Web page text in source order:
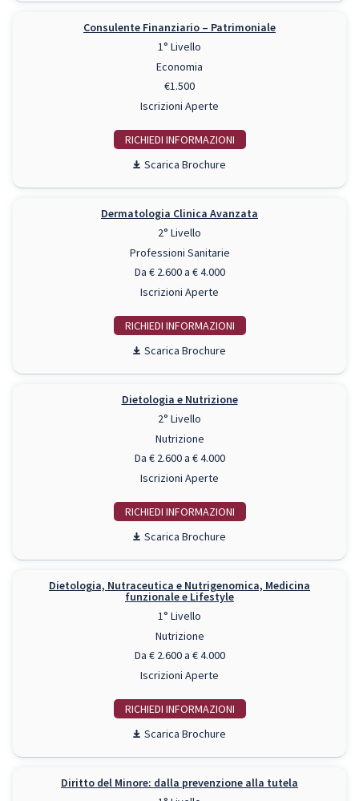
Consulente Finanziario – Patrimoniale
1° Livello
Economia
€1.500
Iscrizioni Aperte
RICHIEDI INFO
Scarica Brochure
Dermatologia Clinica Avanzata
2° Livello
Professioni Sanitarie
Da € 2.600 a € 4.000
Iscrizioni Aperte
RICHIEDI INFO
Scarica Brochure
Dietologia e Nutrizione
2° Livello
Nutrizione
Da € 2.600 a € 4.000
Iscrizioni Aperte
RICHIEDI INFO
Scarica Brochure
Dietologia, Nutraceutica e Nutrigenomica, Medicina
funzionale e Lifestyle
1° Livello
Nutrizione
Da € 2.600 a € 4.000
Iscrizioni Aperte
RICHIEDI INFO
Scarica Brochure
Diritto del Minore: dalla prevenzione alla tutela